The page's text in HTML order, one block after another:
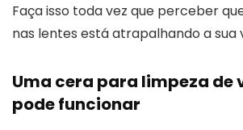
Faça isso toda vez que perceber
nas lentes está atrapalhando a sua
Uma cera para limpeza de
pode funcionar